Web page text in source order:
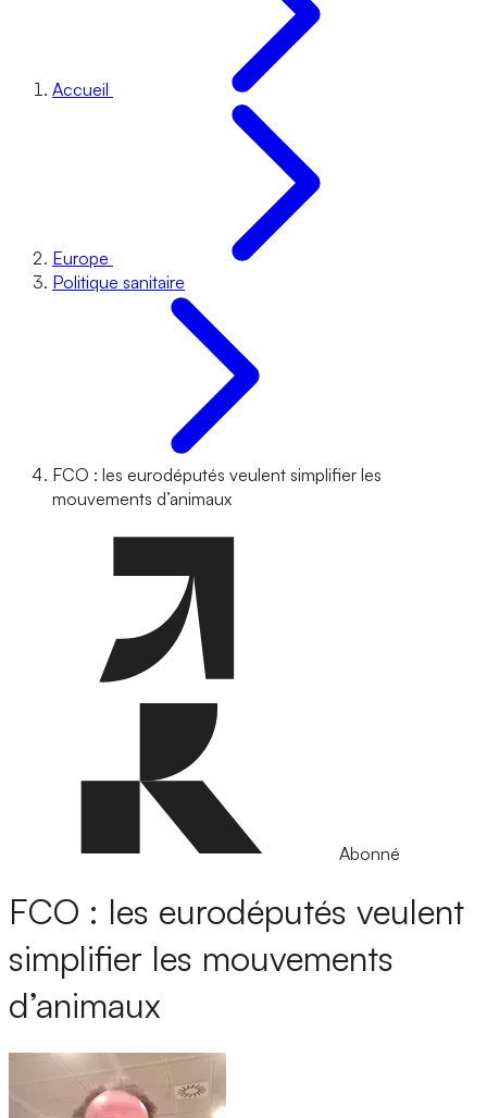
Accueil
Europe
Politique sanitaire
FCO : les eurodéputés veulent simplifier les
mouvements d’animaux
Abonné
FCO : les eurodéputés veulent
simplifier les mouvements
d’animaux